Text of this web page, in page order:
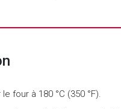
four à 180 °C (350 °F).